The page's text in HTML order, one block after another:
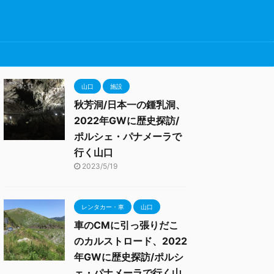
山口 施設
秋芳洞/日本一の鍾乳洞、
2022年GWに歴史探訪/
ポルシェ・パナメーラで
行く山口
2023/5/19
レンタカー・車 山口
車のCMに引っ張りだこ
のカルストロード、2022
年GWに歴史探訪/ポルシ